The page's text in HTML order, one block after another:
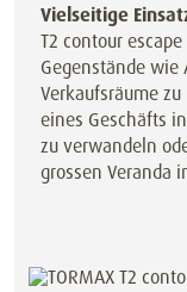
Vielseitige
T2 contour
Gegenstände wie
Verkaufsräume
eines Geschäfts
zu verwandeln
grossen Veranda